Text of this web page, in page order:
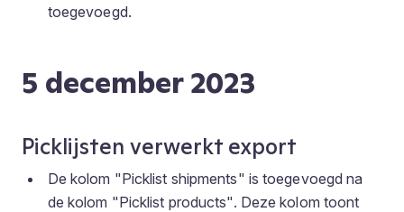
toegevoegd.
5 december 2023
Picklijsten verwerkt export
De kolom "Picklist shipments" is toegevoegd na
de kolom "Picklist products". Deze kolom toont